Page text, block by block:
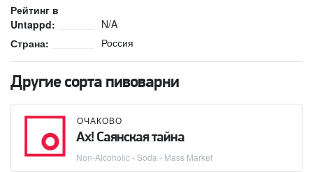
Рейтинг в
Untappd:
N/A
Страна:
Россия
Другие сорта пивоварни
ОЧАКОВО
Ах! Саянская тайна
Non-Alcoholic - Soda - Mass Market